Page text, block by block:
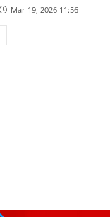
Mar 19, 2026 11:56